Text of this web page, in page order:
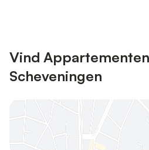
Vind
Scheveningen